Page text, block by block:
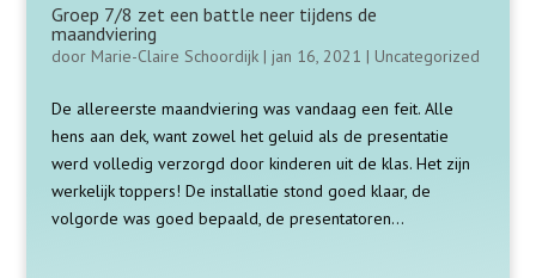
Groep 7/8 zet een battle neer tijdens de
maandviering
door Marie-Claire Schoordijk| jan 16, 2021 | Uncategorized
De allereerste maandviering was vandaag een feit. Alle
hens aan dek, want zowel het geluid als de presentatie
werd volledig verzorgd door kinderen uit de klas. Het zijn
werkelijk toppers! De installatie stond goed klaar, de
volgorde was goed bepaald, de presentatoren...